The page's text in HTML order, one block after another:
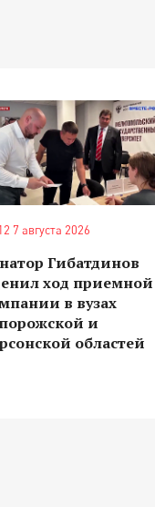
7 августа 2026
Гибатдинов
ход приемной
в вузах
и
областей